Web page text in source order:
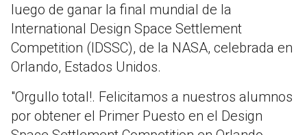
luego de ganar la final mundial de la
International Design Space Settlement
Competition (IDSSC), de la NASA, celebrada en
Orlando, Estados Unidos.
"Orgullo total!. Felicitamos a nuestros alumnos
por obtener el Primer Puesto en el Design